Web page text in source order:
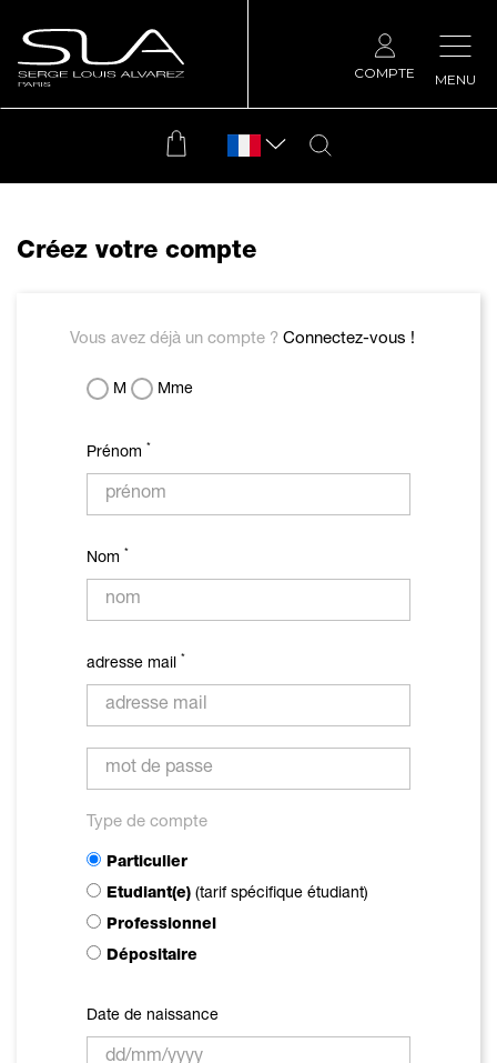
MENU
COMPTE
Créez votre compte
Vous avez déjà un compte ? Connectez-vous !
M Mme
Prénom *
Nom *
adresse mail *
Type de compte
Particulier
Etudiant(e) (tarif spécifique étudiant)
Professionnel
Dépositaire
Date de naissance